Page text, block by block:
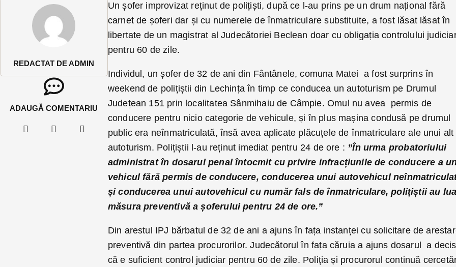
REDACTAT DE ADMIN
ADAUGĂ COMENTARIU
Un șofer improvizat reținut de polițiști, după ce l-au prins pe un drum național fără
carnet de șoferi dar și cu numerele de înmatriculare substituite, a fost lăsat lăsat în
libertate de un magistrat al Judecătoriei Beclean doar cu obligația controlului
pentru 60 de zile.
Individul, un șofer de 32 de ani din Fântânele, comuna Matei a fost surprins în
weekend de polițiștii din Lechința în timp ce conducea un autoturism pe Drumul
Județean 151 prin localitatea Sânmihaiu de Câmpie. Omul nu avea permis de
conducere pentru nicio categorie de vehicule, și în plus mașina condusă pe drumul
public era neînmatriculată, însă avea aplicate plăcuțele de înmatriculare ale unui alt
autoturism. Polițiștii l-au reținut imediat pentru 24 de ore : ”În urma probatoriului
administrat în dosarul penal întocmit cu privire infracțiunile de conducere a
vehicul fără permis de conducere, conducerea unui autovehicul
și conducerea unui autovehicul cu număr fals de înmatriculare, polițiștii au
măsura preventivă a șoferului pentru 24 de ore.”
Din arestul IPJ bărbatul de 32 de ani a ajuns în fața instanței cu solicitare de
preventivă din partea procurorilor. Judecătorul în fața căruia a ajuns dosarul a decis
că e suficient control judiciar pentru 60 de zile. Poliția și procurorul continuă